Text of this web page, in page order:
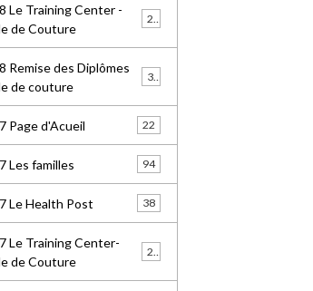
Le Training Center -
de Couture
Remise des Diplômes
de couture
Page d'Acueil 22
Les familles 94
Le Health Post 38
Le Training Center-
de Couture